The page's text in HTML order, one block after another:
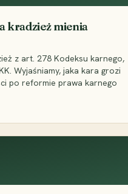
kradzież mienia
z art. 278 Kodeksu karnego,
Wyjaśniamy, jaka kara grozi
po reformie prawa karnego